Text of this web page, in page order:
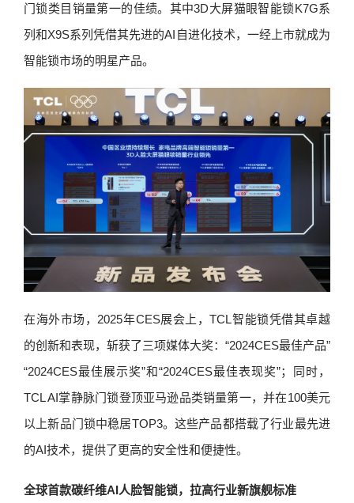
门锁类目销量第一的佳绩。其中3D大屏猫眼智能锁K7G系
列和X9S系列凭借其先进的AI自进化技术，一经上市就成为
智能锁市场的明星产品。
在海外市场，2025年CES展会上，TCL智能锁凭借其卓越
的创新和表现，斩获了三项媒体大奖：“2024CES最佳产品”
“2024CES最佳展示奖”和“2024CES最佳表现奖”；同时，
TCL AI掌静脉门锁登顶亚马逊品类销量第一，并在100美元
以上新品门锁中稳居TOP3。这些产品都搭载了行业最先进
的AI技术，提供了更高的安全性和便捷性。
全球首款碳纤维AI人脸智能锁，拉高行业新旗舰标准